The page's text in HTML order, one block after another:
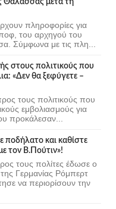
Θάλασσας μετά τη
πληροφορίες για
του αρχηγού του
Σύμφωνα με τις πλη...
στους πολιτικούς που
«Δεν θα ξεφύγετε –
τους πολιτικούς που
εμβολιασμούς για
προκάλεσαν...
ποδήλατο και καθίστε
τον Β.Πούτιν»!
τους πολίτες έδωσε ο
Γερμανίας Ρόμπερτ
να περιορίσουν την